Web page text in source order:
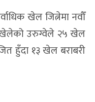
खेल जित्नेमा नवौँ
खेलेको उरुग्वेले २५ खेल
हुँदा १३ खेल बराबरी